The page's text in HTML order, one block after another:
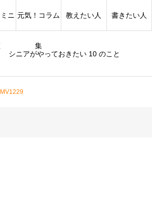
シニアがやっておきたい 10 のこと
ニ 元気！コラム
集
教えたい人 書きたい人
MV1229